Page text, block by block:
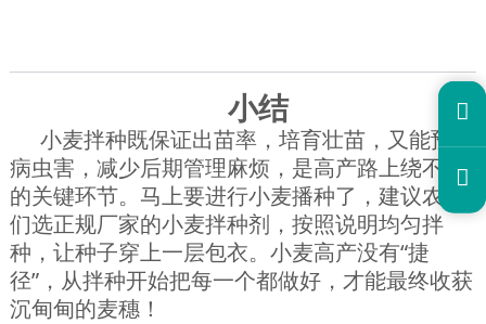
小结
小麦拌种既保证出苗率，培育壮苗，又能预防
病虫害，减少后期管理麻烦，是高产路上绕不开
的关键环节。马上要进行小麦播种了，建议农户
们选正规厂家的小麦拌种剂，按照说明均匀拌
种，让种子穿上一层包衣。小麦高产没有“捷
径”，从拌种开始把每一个都做好，才能最终收获
沉甸甸的麦穗！

